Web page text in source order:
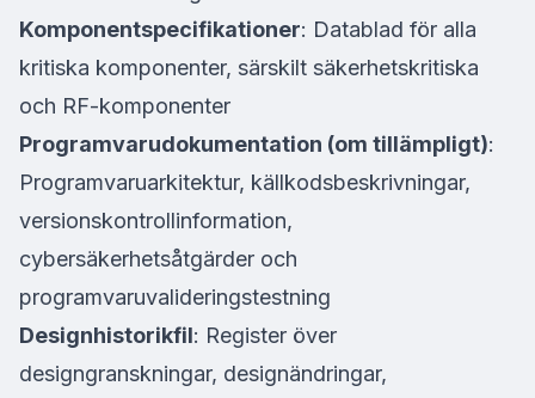
Komponentspecifikationer: Datablad för alla
kritiska komponenter, särskilt säkerhetskritiska
och RF-komponenter
Programvarudokumentation (om tillämpligt):
Programvaruarkitektur, källkodsbeskrivningar,
versionskontrollinformation,
cybersäkerhetsåtgärder och
programvaruvalideringstestning
Designhistorikfil: Register över
designgranskningar, designändringar,